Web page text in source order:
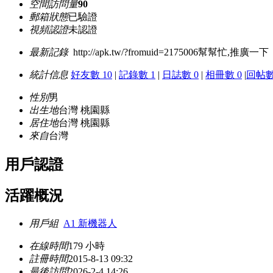
空間訪問量90
郵箱狀態已驗證
視頻認證未認證
最新記錄 http://apk.tw/?fromuid=2175006幫幫忙,推廣一下
統計信息 好友數 10 | 記錄數 1 | 日誌數 0 | 相冊數 0 |回帖
性別男
出生地台灣 桃園縣
居住地台灣 桃園縣
來自台灣
用戶認證
活躍概況
用戶組 A1 新機器人
在線時間179 小時
註冊時間2015-8-13 09:32